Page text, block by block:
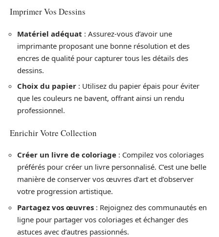
Imprimer Vos Dessins
Matériel adéquat : Assurez-vous d’avoir une
imprimante proposant une bonne résolution et des
encres de qualité pour capturer tous les détails des
dessins.
Choix du papier : Utilisez du papier épais pour éviter
que les couleurs ne bavent, offrant ainsi un rendu
professionnel.
Enrichir Votre Collection
Créer un livre de coloriage : Compilez vos coloriages
préférés pour créer un livre personnalisé. C’est une belle
manière de conserver vos œuvres d’art et d’observer
votre progression artistique.
Partagez vos œuvres : Rejoignez des communautés en
ligne pour partager vos coloriages et échanger des
astuces avec d’autres passionnés.